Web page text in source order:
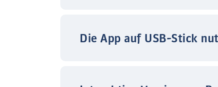
Die App auf USB-Stick